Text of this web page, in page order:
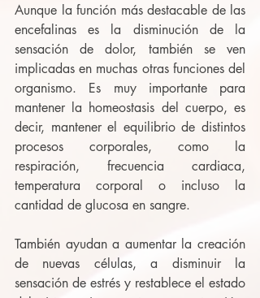
Aunque la función más destacable de las
encefalinas es la disminución de la
sensación de dolor, también se ven
implicadas en muchas otras funciones del
organismo. Es muy importante para
mantener la homeostasis del cuerpo, es
decir, mantener el equilibrio de distintos
procesos corporales, como la
respiración, frecuencia cardiaca,
temperatura corporal o incluso la
cantidad de glucosa en sangre.
También ayudan a aumentar la creación
de nuevas células, a disminuir la
sensación de estrés y restablece el estado